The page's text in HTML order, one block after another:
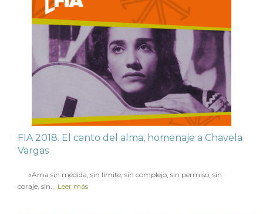
FIA 2018. El canto del alma, homenaje a Chavela
Vargas
«Ama sin medida, sin límite, sin complejo, sin permiso, sin
coraje, sin... Leer más